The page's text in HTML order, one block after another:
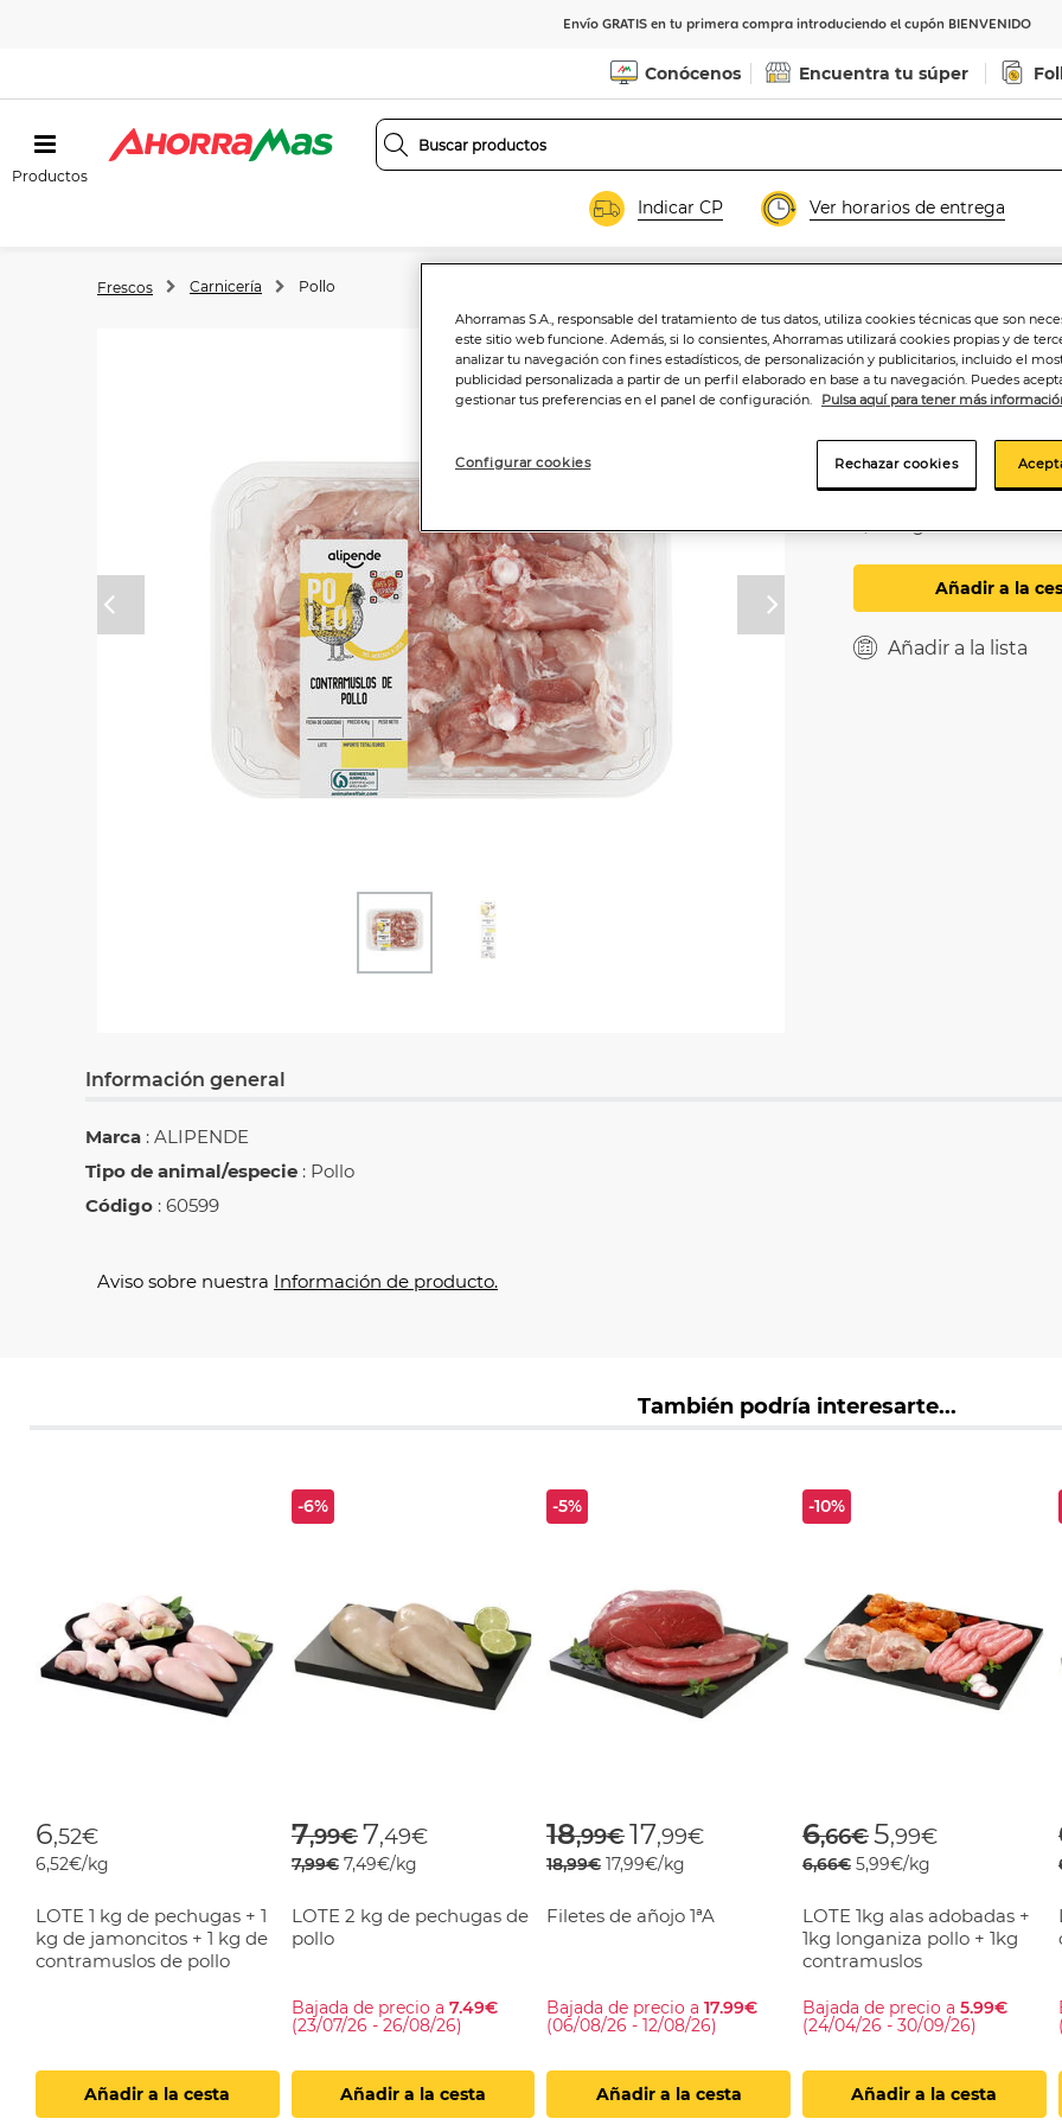
Envío GRATIS en tu primera compra introduciendo el cupón BIENVENIDO
Conócenos Encuentra tu súper
Productos
Indicar CP Ver horarios de entrega
Frescos Carnicería Pollo
Anterior Próximo
Contramuslo de
3,05€
4,18€/kg
Añadir a la
Añadir a la lista
Información general
Marca : ALIPENDE
Tipo de animal/especie : Pollo
Código : 60599
Aviso sobre nuestra Información de producto.
También podría interesarte...
6,52€
6,52€/kg
LOTE 1 kg de pechugas + 1
kg de jamoncitos + 1 kg de
contramuslos de pollo
Añadir a la cesta
-6%
Price reduced from
7,99€to
7,49€
7,99€ 7,49€/kg
LOTE 2 kg de pechugas de
pollo
Bajada de precio a 7.49€
(23/07/26 - 26/08/26)
Añadir a la cesta
-5%
Price reduced from
18,99€to
17,99€
18,99€ 17,99€/kg
Filetes de añojo 1ªA
Bajada de precio a17.99€
(06/08/26 - 12/08/26)
Añadir a la cesta
-10%
Price reduced
6,66€to
5,99€
6,66€ 5,99€/kg
LOTE 1kg alas adobadas +
1kg longaniza pollo + 1kg
contramuslos
Bajada de precio a 5.99€
(24/04/26 - 30/09/26)
Añadir a la cesta
Ahorramas S.A., responsable del tratamiento de tus datos, utiliza cookies técnicas que son
este sitio web funcione. Además, si lo consientes, Ahorramas utilizará cookies propias y de
analizar tu navegación con fines estadísticos, de personalización y publicitarios, incluido el
publicidad personalizada a partir de un perfil elaborado en base a tu navegación. Puedes
gestionar tus preferencias en el panel de configuración.
Pulsa aquí para tener más
Configurar cookies Rechazar cookies